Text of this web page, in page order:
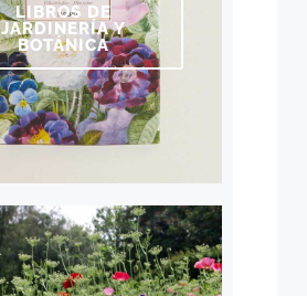
LIBROS DE
JARDINERÍA Y
BOTÁNICA